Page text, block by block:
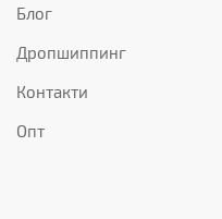
Блог
Дропшиппинг
Контакти
Опт